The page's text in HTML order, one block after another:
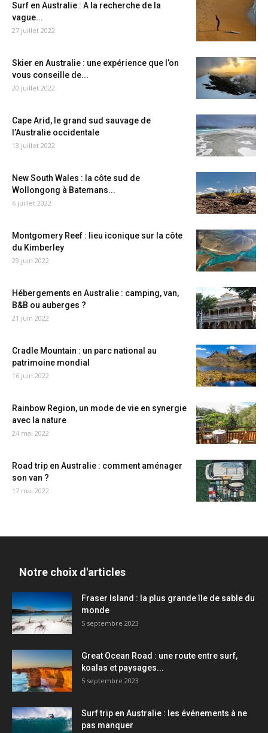
Surf en Australie : A la recherche de la
vague...
27 juillet 2022
Skier en Australie : une expérience que l’on
vous conseille de...
20 juillet 2022
Cape Arid, le grand sud sauvage de
l’Australie occidentale
13 juillet 2022
New South Wales : la côte sud de
Wollongong à Batemans...
6 juillet 2022
Montgomery Reef : lieu iconique sur la côte
du Kimberley
29 juin 2022
Hébergements en Australie : camping, van,
B&B ou auberges ?
21 juin 2022
Cradle Mountain : un parc national au
patrimoine mondial
16 juin 2022
Rainbow Region, un mode de vie en synergie
avec la nature
24 mai 2022
Road trip en Australie : comment aménager
son van ?
17 mai 2022
Notre choix d'articles
Fraser Island : la plus grande île de sable du
monde
5 septembre 2023
Great Ocean Road : une route entre surf,
koalas et paysages...
5 septembre 2023
Surf trip en Australie : les événements à ne
pas manquer